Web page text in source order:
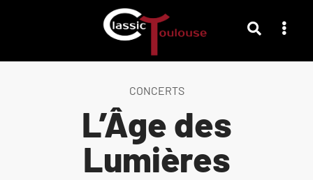
CONCERTS
L’Âge des
Lumières